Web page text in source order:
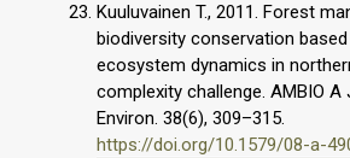
Kuuluvainen T., 2011. Forest
biodiversity conservation
ecosystem dynamics in
complexity challenge. AMBIO A
Environ. 38(6), 309–315.
https://doi.org/10.1579/08-a-